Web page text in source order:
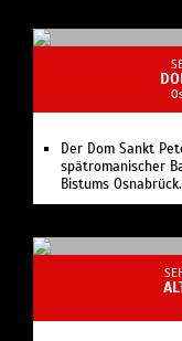
Der Dom Sankt
spätromanischer
Bistums Osnabrück.